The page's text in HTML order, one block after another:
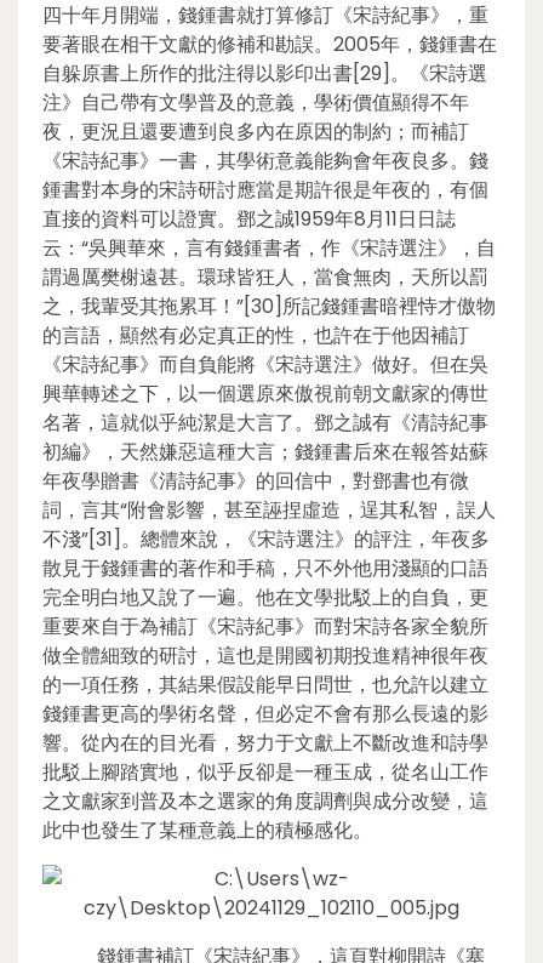
四十年月開端，錢鍾書就打算修訂《宋詩紀事》，重
要著眼在相干文獻的修補和勘誤。2005年，錢鍾書在
自躲原書上所作的批注得以影印出書[29]。《宋詩選
注》自己帶有文學普及的意義，學術價值顯得不年
夜，更況且還要遭到良多內在原因的制約；而補訂
《宋詩紀事》一書，其學術意義能夠會年夜良多。錢
鍾書對本身的宋詩研討應當是期許很是年夜的，有個
直接的資料可以證實。鄧之誠1959年8月11日日誌
云：“吳興華來，言有錢鍾書者，作《宋詩選注》，自
謂過厲樊榭遠甚。環球皆狂人，當食無肉，天所以罰
之，我輩受其拖累耳！”[30]所記錢鍾書暗裡恃才傲物
的言語，顯然有必定真正的性，也許在于他因補訂
《宋詩紀事》而自負能將《宋詩選注》做好。但在吳
興華轉述之下，以一個選原來傲視前朝文獻家的傳世
名著，這就似乎純潔是大言了。鄧之誠有《清詩紀事
初編》，天然嫌惡這種大言；錢鍾書后來在報答姑蘇
年夜學贈書《清詩紀事》的回信中，對鄧書也有微
詞，言其“附會影響，甚至誣捏虛造，逞其私智，誤人
不淺”[31]。總體來說，《宋詩選注》的評注，年夜多
散見于錢鍾書的著作和手稿，只不外他用淺顯的口語
完全明白地又說了一遍。他在文學批駁上的自負，更
重要來自于為補訂《宋詩紀事》而對宋詩各家全貌所
做全體細致的研討，這也是開國初期投進精神很年夜
的一項任務，其結果假設能早日問世，也允許以建立
錢鍾書更高的學術名聲，但必定不會有那么長遠的影
響。從內在的目光看，努力于文獻上不斷改進和詩學
批駁上腳踏實地，似乎反卻是一種玉成，從名山工作
之文獻家到普及本之選家的角度調劑與成分改變，這
此中也發生了某種意義上的積極感化。
錢鍾書補訂《宋詩紀事》，這頁對柳開詩《塞